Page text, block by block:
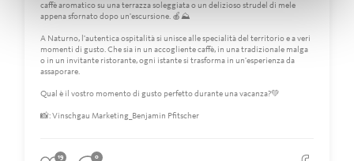
caffè aromatico su una terrazza soleggiata o un delizioso strudel di mele
appena sfornato dopo un'escursione. 🍎⛰️
A Naturno, l'autentica ospitalità si unisce alle specialità del territorio e a veri
momenti di gusto. Che sia in un accogliente caffè, in una tradizionale malga
o in un invitante ristorante, ogni istante si trasforma in un'esperienza da
assaporare.
Qual è il vostro momento di gusto perfetto durante una vacanza?💚
📸: Vinschgau Marketing_Benjamin Pfitscher
19 0